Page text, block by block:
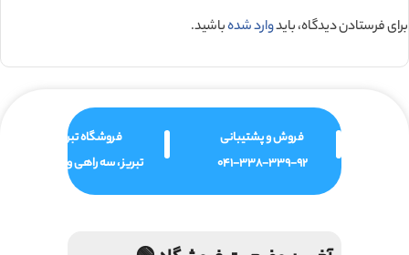
برای فرستادن دیدگاه، بایدوارد شدهباشید.
فروش و پشتیبانی
041-338-339-92
فروشگاه تبریز
تبریز ، سه راهی ولیعصر